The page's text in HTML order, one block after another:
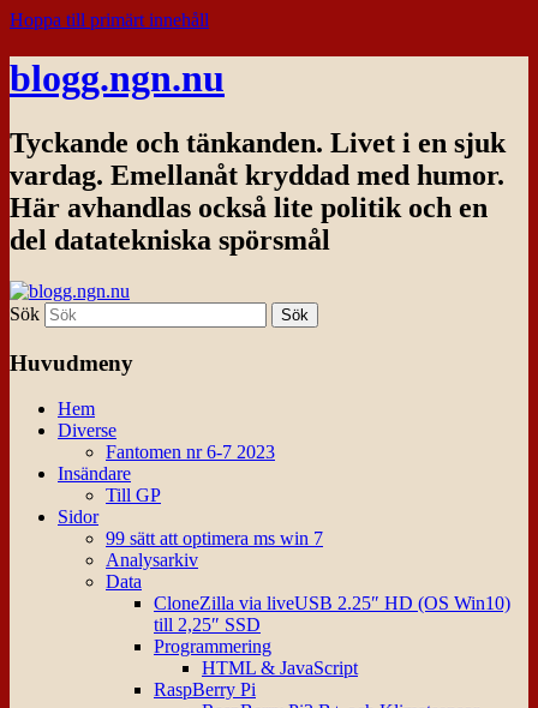
Hoppa till primärt innehåll
blogg.ngn.nu
Tyckande och tänkanden. Livet i en sjuk
vardag. Emellanåt kryddad med humor.
Här avhandlas också lite politik och en
del datatekniska spörsmål
Sök
Huvudmeny
Hem
Diverse
Fantomen nr 6-7 2023
Insändare
Till GP
Sidor
99 sätt att optimera ms win 7
Analysarkiv
Data
CloneZilla via liveUSB 2.25″ HD (OS Win10)
till 2,25″ SSD
Programmering
HTML & JavaScript
RaspBerry Pi